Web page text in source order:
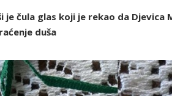
je čula glas koji je rekao da Djevica
duša